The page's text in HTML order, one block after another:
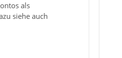
als
siehe auch